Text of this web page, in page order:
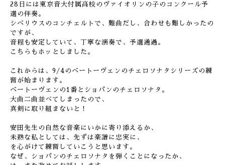
28日には東京音大付属高校のヴァイオリンの子のコンクール予
選の伴奏。
シベリウスのコンチェルトで、難曲だし、合わせも難しかったの
ですが、
音程も安定していて、丁寧な演奏で、予選通過。
こちらもホッとしました。
これからは、9/4のベートーヴェンのチェロソナタシリーズの練
習が始まります。
ベートーヴェンの1番とショパンのチェロソナタ。
大曲二曲並べてしまったので、
真剣に取り組まないと！
安田先生の自然な音楽にいかに寄り添えるか、
未熟な私としては、先ずは楽譜に忠実に、
を心がけて練習していこうと思います。
なぜ、ショパンのチェロソナタを弾くことになったか、